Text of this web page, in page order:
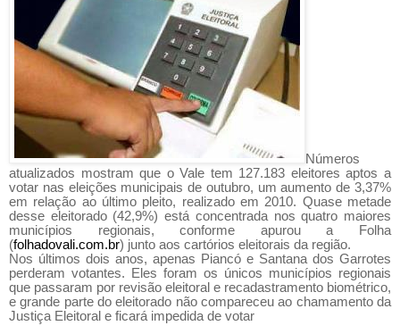
Números
atualizados mostram que o Vale tem 127.183 eleitores aptos a
votar nas eleições municipais de outubro, um aumento de 3,37%
em relação ao último pleito, realizado em 2010. Quase metade
desse eleitorado (42,9%) está concentrada nos quatro maiores
municípios regionais, conforme apurou a Folha
(folhadovali.com.br) junto aos cartórios eleitorais da região.
Nos últimos dois anos, apenas Piancó e Santana dos Garrotes
perderam votantes.
Eles foram os únicos municípios regionais
que passaram por revisão eleitoral e recadastramento biométrico,
e grande parte do eleitorado não compareceu ao chamamento da
Justiça Eleitoral e ficará impedida de votar